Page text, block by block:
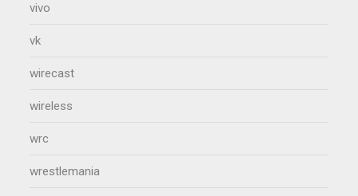
vivo
vk
wirecast
wireless
wrc
wrestlemania